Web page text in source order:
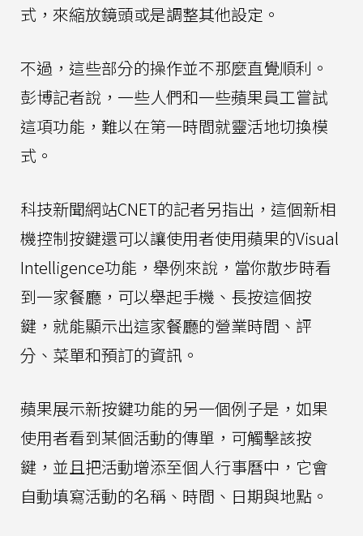
式，來縮放鏡頭或是調整其他設定。
不過，這些部分的操作並不那麼直覺順利。
彭博記者說，一些人們和一些蘋果員工嘗試
這項功能，難以在第一時間就靈活地切換模
式。
科技新聞網站CNET的記者另指出，這個新相
機控制按鍵還可以讓使用者使用蘋果的Visual
Intelligence功能，舉例來說，當你散步時看
到一家餐廳，可以舉起手機、長按這個按
鍵，就能顯示出這家餐廳的營業時間、評
分、菜單和預訂的資訊。
蘋果展示新按鍵功能的另一個例子是，如果
使用者看到某個活動的傳單，可觸擊該按
鍵，並且把活動增添至個人行事曆中，它會
自動填寫活動的名稱、時間、日期與地點。